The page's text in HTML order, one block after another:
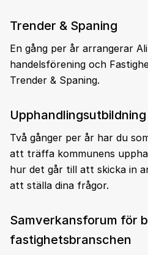
Trender & Spaning
En gång per år arrangerar
handelsförening och
Trender & Spaning.
Upphandlingsutbildning
Två gånger per år har du
att träffa kommunens
hur det går till att skicka in
att ställa dina frågor.
Samverkansforum för
fastighetsbranschen